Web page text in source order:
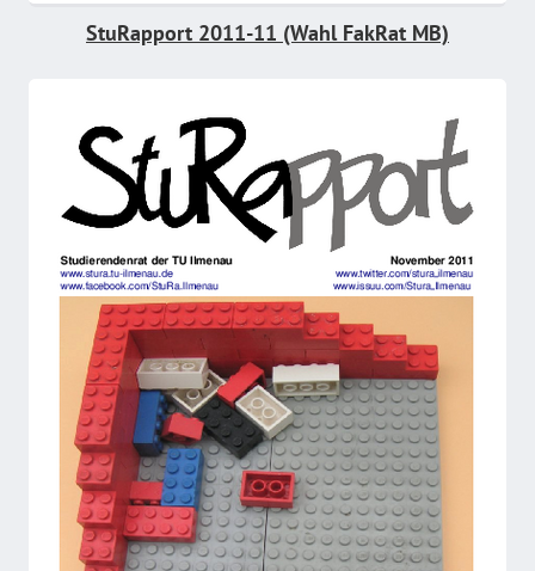
StuRapport 2011-11 (Wahl FakRat MB)